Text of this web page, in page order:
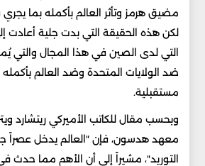
مضيق هرمز وتأثر العالم بأكمله بما
لكن هذه الحقيقة التي بدت جلية أعادت
التي لدى الصين في هذا المجال والتي
ضد الولايات المتحدة وضد العالم
مستقبلية.
وبحسب مقال للكاتب الأميركي ريتشارد
معهد هدسون، فإن "العالم يدخل عصراً
التوريد"، مشيراً إلى أن الأهم مما حدث